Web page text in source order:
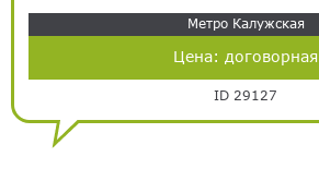
Метро Калужская
Цена: договорная
ID 29127